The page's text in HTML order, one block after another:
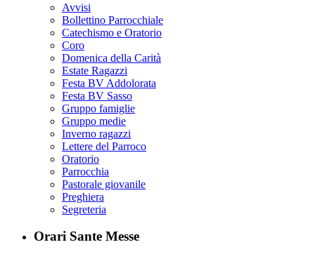
Avvisi
Bollettino Parrocchiale
Catechismo e Oratorio
Coro
Domenica della Carità
Estate Ragazzi
Festa BV Addolorata
Festa BV Sasso
Gruppo famiglie
Gruppo medie
Inverno ragazzi
Lettere del Parroco
Oratorio
Parrocchia
Pastorale giovanile
Preghiera
Segreteria
Orari Sante Messe